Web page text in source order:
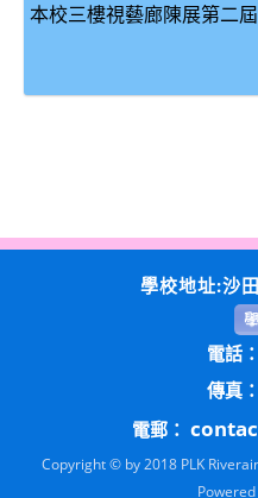
本校三樓視藝廊陳展第二
學校地址:沙
電話
傳真
電郵：
Copyright © by 2018 PLK